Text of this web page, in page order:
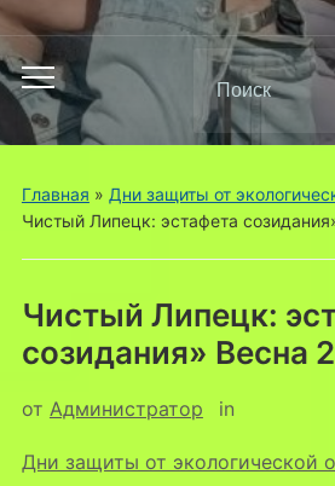
Переключить
мобильное
меню
Поиск
по:
Главная » Дни защиты от
Чистый Липецк: эстафета
Чистый Липецк:
созидания» Весна
от Администратор in
Дни защиты от экологической